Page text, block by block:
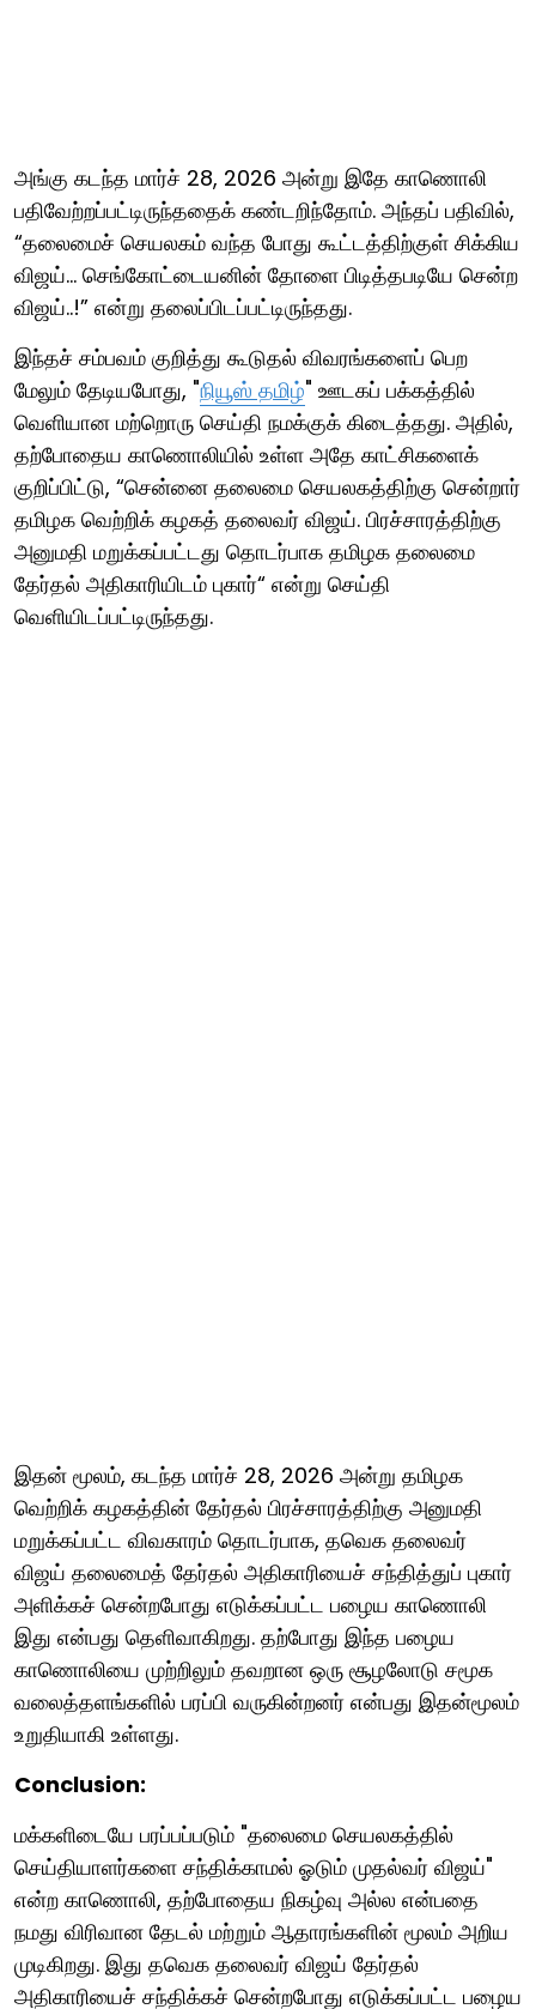
அங்கு கடந்த மார்ச் 28, 2026 அன்று இதே காணொலி
பதிவேற்றப்பட்டிருந்ததைக் கண்டறிந்தோம். அந்தப் பதிவில்,
“தலைமைச் செயலகம் வந்த போது கூட்டத்திற்குள் சிக்கிய
விஜய்… செங்கோட்டையனின் தோளை பிடித்தபடியே சென்ற
விஜய்..!” என்று தலைப்பிடப்பட்டிருந்தது.
இந்தச் சம்பவம் குறித்து கூடுதல் விவரங்களைப் பெற
மேலும் தேடியபோது, "நியூஸ் தமிழ்" ஊடகப் பக்கத்தில்
வெளியான மற்றொரு செய்தி நமக்குக் கிடைத்தது. அதில்,
தற்போதைய காணொலியில் உள்ள அதே காட்சிகளைக்
குறிப்பிட்டு, “சென்னை தலைமை செயலகத்திற்கு சென்றார்
தமிழக வெற்றிக் கழகத் தலைவர் விஜய். பிரச்சாரத்திற்கு
அனுமதி மறுக்கப்பட்டது தொடர்பாக தமிழக தலைமை
தேர்தல் அதிகாரியிடம் புகார்“ என்று செய்தி
வெளியிடப்பட்டிருந்தது.
இதன் மூலம், கடந்த மார்ச் 28, 2026 அன்று தமிழக
வெற்றிக் கழகத்தின் தேர்தல் பிரச்சாரத்திற்கு அனுமதி
மறுக்கப்பட்ட விவகாரம் தொடர்பாக, தவெக தலைவர்
விஜய் தலைமைத் தேர்தல் அதிகாரியைச் சந்தித்துப் புகார்
அளிக்கச் சென்றபோது எடுக்கப்பட்ட பழைய காணொலி
இது என்பது தெளிவாகிறது. தற்போது இந்த பழைய
காணொலியை முற்றிலும் தவறான ஒரு சூழலோடு சமூக
வலைத்தளங்களில் பரப்பி வருகின்றனர் என்பது இதன்மூலம்
உறுதியாகி உள்ளது.
Conclusion:
மக்களிடையே பரப்பப்படும் "தலைமை செயலகத்தில்
செய்தியாளர்களை சந்திக்காமல் ஓடும் முதல்வர் விஜய்"
என்ற காணொலி, தற்போதைய நிகழ்வு அல்ல என்பதை
நமது விரிவான தேடல் மற்றும் ஆதாரங்களின் மூலம் அறிய
முடிகிறது. இது தவெக தலைவர் விஜய் தேர்தல்
அதிகாரியைச் சந்திக்கச் சென்றபோது எடுக்கப்பட்ட பழைய